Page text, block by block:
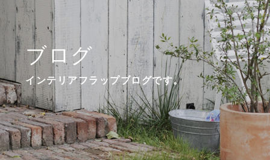
ブログ
インテリアフラップブログです。
l
e
n
a
v
i
g
a
t
l
e
n
a
v
i
g
a
t